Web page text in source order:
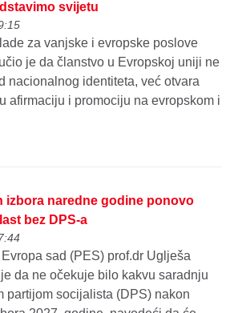
svijetu
za vanjske i evropske poslove
je da članstvo u Evropskoj uniji ne
nacionalnog identiteta, već otvara
afirmaciju i promociju na evropskom i
izbora naredne godine ponovo
bez DPS-a
sad (PES) prof.dr Uglješa
da ne očekuje bilo kakvu saradnju
partijom socijalista (DPS) nakon